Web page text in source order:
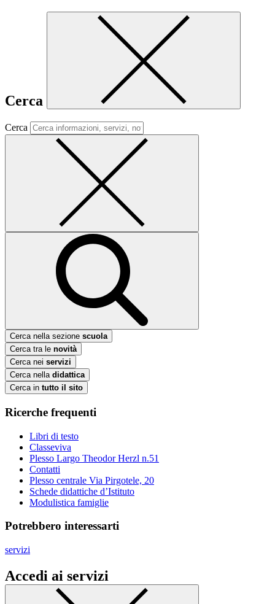
Cerca
Cerca
Cerca nella sezione scuola
Cerca tra le novità
Cerca nei servizi
Cerca nella didattica
Cerca in tutto il sito
Ricerche frequenti
Libri di testo
Classeviva
Plesso Largo Theodor Herzl n.51
Contatti
Plesso centrale Via Pirgotele, 20
Schede didattiche d’Istituto
Modulistica famiglie
Potrebbero interessarti
servizi
Accedi ai servizi